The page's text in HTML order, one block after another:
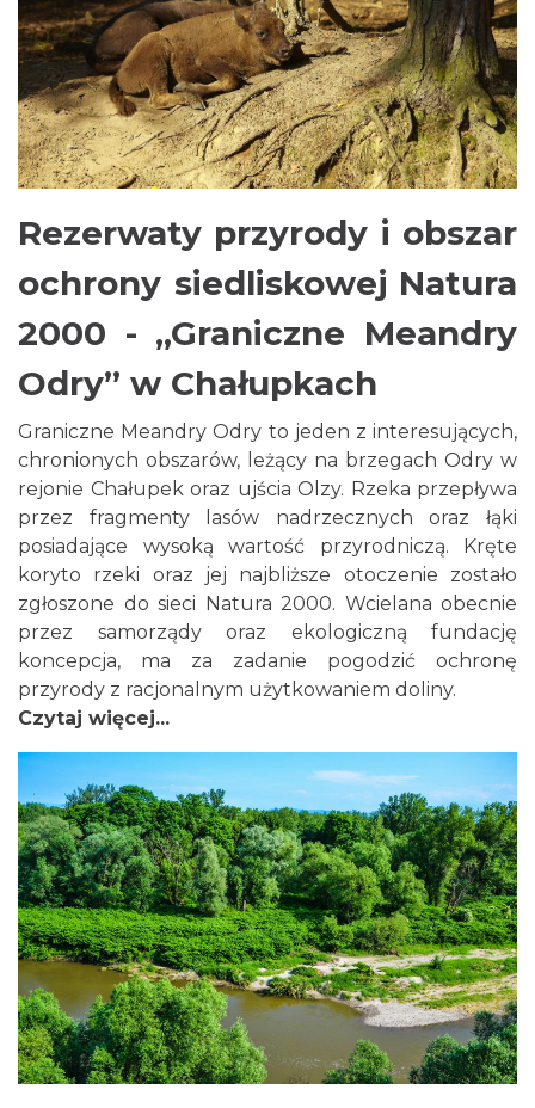
Rezerwaty przyrody i obszar
ochrony siedliskowej Natura
2000 - „Graniczne Meandry
Odry” w Chałupkach
Graniczne Meandry Odry to jeden z interesujących,
chronionych obszarów, leżący na brzegach Odry w
rejonie Chałupek oraz ujścia Olzy. Rzeka przepływa
przez fragmenty lasów nadrzecznych oraz łąki
posiadające wysoką wartość przyrodniczą. Kręte
koryto rzeki oraz jej najbliższe otoczenie zostało
zgłoszone do sieci Natura 2000. Wcielana obecnie
przez samorządy oraz ekologiczną fundację
koncepcja, ma za zadanie pogodzić ochronę
przyrody z racjonalnym użytkowaniem doliny.
Czytaj więcej...